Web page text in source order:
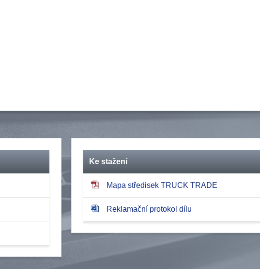
Ke stažení
Mapa středisek TRUCK TRADE
Reklamační protokol dílu